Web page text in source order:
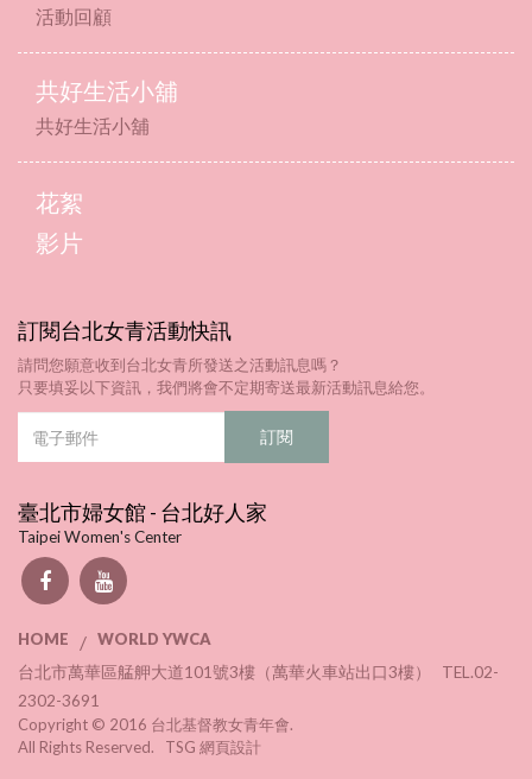
活動回顧
共好生活小舖
共好生活小舖
花絮
影片
訂閱台北女青活動快訊
請問您願意收到台北女青所發送之活動訊息嗎？
只要填妥以下資訊，我們將會不定期寄送最新活動訊息給您。
臺北市婦女館 - 台北好人家
Taipei Women's Center
HOME / WORLD YWCA
台北市萬華區艋舺大道101號3樓（萬華火車站出口3樓） TEL.02-
2302-3691
Copyright © 2016 台北基督教女青年會.
All Rights Reserved. TSG 網頁設計